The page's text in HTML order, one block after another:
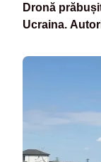
Dronă
Ucraina.